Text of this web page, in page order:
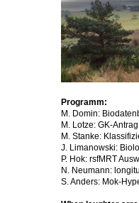
Programm:
M. Domin:
M. Lotze: GK-
M. Stanke:
J. Limanowski:
P. Hok: rsfMRT
N. Neumann:
S. Anders: Mok-